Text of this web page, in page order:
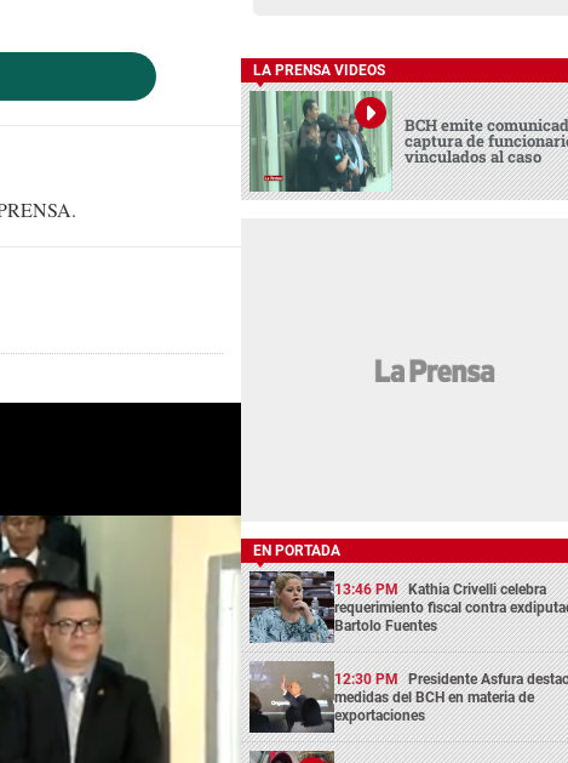
LA PRENSA VIDEOS
BCH emite
captura de
vinculados al caso
EN PORTADA
13:46 PM Kathia Crivelli celebra
requerimiento fiscal contra
Bartolo Fuentes
12:30 PM Presidente Asfura
medidas del BCH en materia de
exportaciones